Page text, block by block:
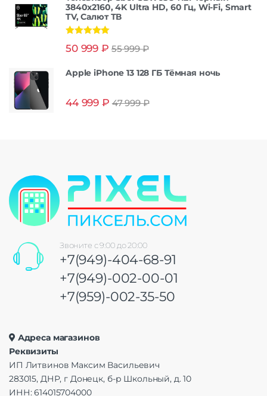
3840x2160, 4K Ultra HD, 60 Гц, Wi-Fi, Smart
TV, Салют ТВ
из 5
50 999 ₽ 55 999₽
Apple iPhone 13 128 ГБ Тёмная ночь
44 999 ₽ 47 999₽
Звоните с 9:00 до 20:00
+7(949)-404-68-91
+7(949)-002-00-01
+7(959)-002-35-50
Адреса магазинов
Реквизиты
ИП Литвинов Максим Васильевич
283015, ДНР, г Донецк, б-р Школьный, д. 10
ИНН: 614015704000